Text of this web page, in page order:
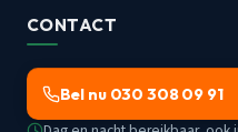
CONTACT
Bel nu 030 308 09 91